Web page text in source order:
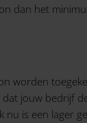
dan het
worden
jouw bedrijf
is een lager